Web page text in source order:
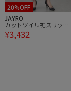
20%OFF
JAYRO
カットツイル裾スリット
入りパンツ
¥3,432